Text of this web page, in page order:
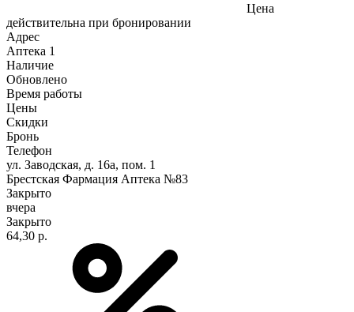
Цена
действительна при бронировании
Адрес
Аптека 1
Наличие
Обновлено
Время работы
Цены
Скидки
Бронь
Телефон
ул. Заводская, д. 16а, пом. 1
Брестская Фармация Аптека №83
Закрыто
вчера
Закрыто
64,30 р.